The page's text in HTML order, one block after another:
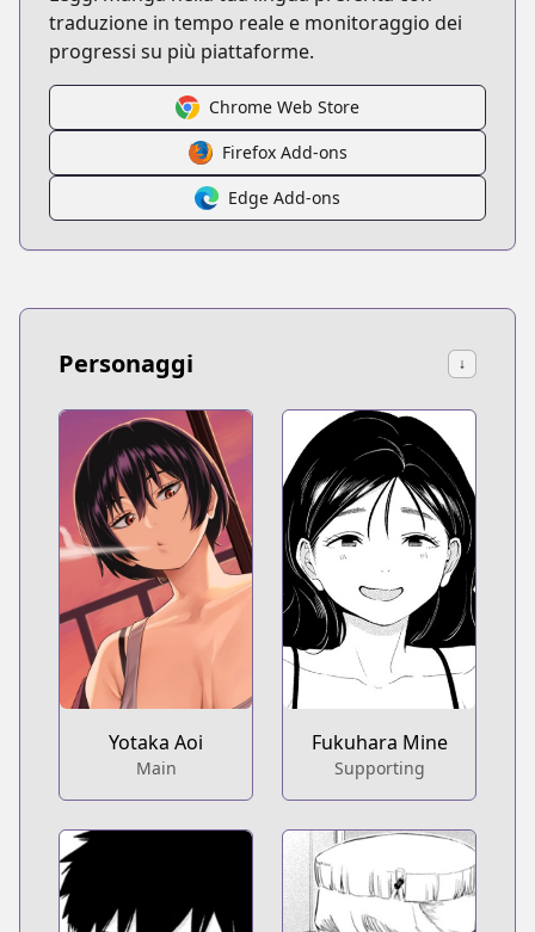
traduzione in tempo reale e monitoraggio dei
progressi su più piattaforme.
Chrome Web Store
Firefox Add-ons
Edge Add-ons
Personaggi ↓
Yotaka Aoi
Main
Fukuhara Mine
Supporting